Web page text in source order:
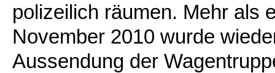
polizeilich räumen. Mehr als
November 2010 wurde
Aussendung der